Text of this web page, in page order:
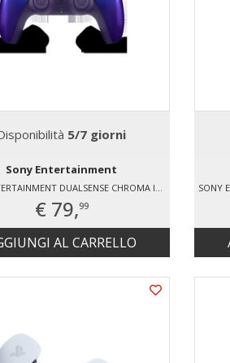
5/7 giorni
Sony Entertainment
€ 79,99
AL CARRELLO